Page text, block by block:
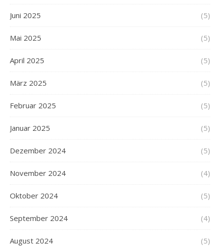
Juni 2025 (5)
Mai 2025 (5)
April 2025 (5)
März 2025 (5)
Februar 2025 (5)
Januar 2025 (5)
Dezember 2024 (5)
November 2024 (4)
Oktober 2024 (5)
September 2024 (4)
August 2024 (5)